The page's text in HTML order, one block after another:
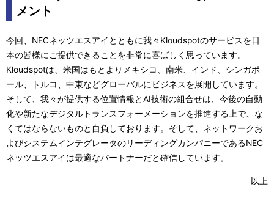
メント
今回、NECネッツエスアイとともに我々Kloudspotのサービスを日
本の皆様にご提供できることを非常に喜ばしく思っています。
Kloudspotは、米国はもとよりメキシコ、南米、インド、シンガポ
ール、トルコ、中東などグローバルにビジネスを展開しています。
そして、我々が提供する位置情報とAI技術の組合せは、今後の自動
化や新たなデジタルトランスフォーメーションを推進する上で、な
くてはならないものと自負しております。そして、ネットワークお
よびシステムインテグレータのリーディングカンパニーであるNEC
ネッツエスアイは最適なパートナーだと確信しています。
以上